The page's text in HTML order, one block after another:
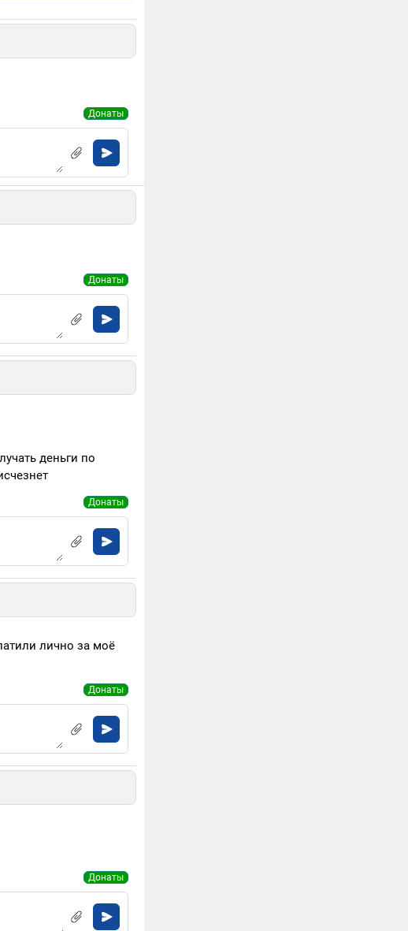
Донаты
Донаты
деньги по
Донаты
лично за моё
Донаты
Донаты